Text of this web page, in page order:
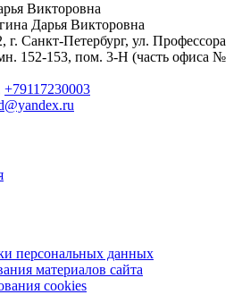
Викторовна
Дарья Викторовна
г. Санкт-Петербург, ул. Профессора
152-153, пом. 3-Н (часть офиса №
+79117230003
персональных данных
материалов сайта
cookies